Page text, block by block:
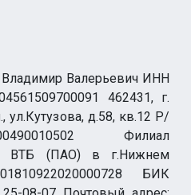
Валерьевич ИНН
462431, г.
ул.Кутузова, д.58, кв.12 Р/
Филиал
ВТБ (ПАО) в г.Нижнем
БИК